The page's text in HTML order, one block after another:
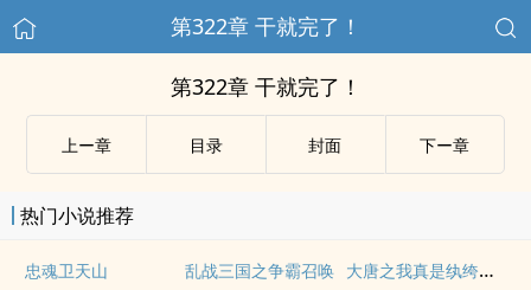
第322章 干就完了！
第322章 干就完了！
上ー章 目录 封面 下ー章
热门小说推荐
忠魂卫天山 乱战三国之争霸召唤 大唐之我真是纨绔皇子